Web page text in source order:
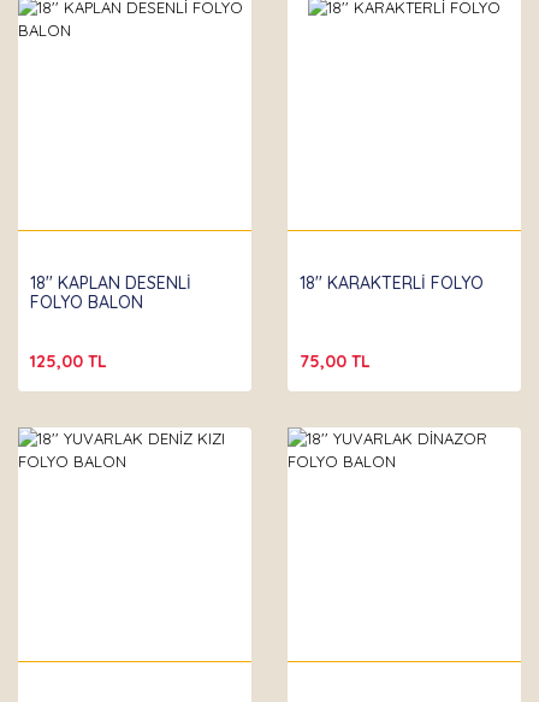
18'' KAPLAN DESENLİ
FOLYO BALON
125,00 TL
18'' KARAKTERLİ FOLYO
75,00 TL